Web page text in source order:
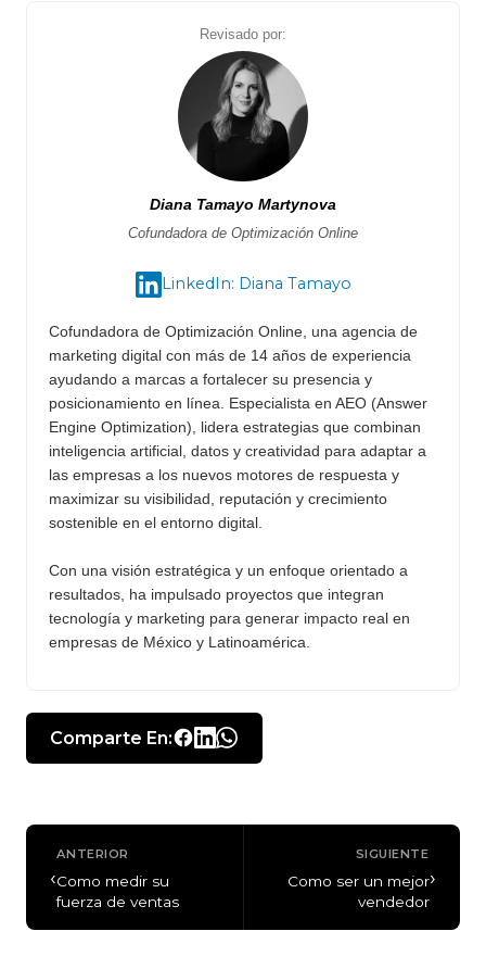
Revisado por:
Diana Tamayo Martynova
Cofundadora de Optimización Online
LinkedIn: Diana Tamayo
Cofundadora de Optimización Online, una agencia de
marketing digital con más de 14 años de experiencia
ayudando a marcas a fortalecer su presencia y
posicionamiento en línea. Especialista en AEO (Answer
Engine Optimization), lidera estrategias que combinan
inteligencia artificial, datos y creatividad para adaptar a
las empresas a los nuevos motores de respuesta y
maximizar su visibilidad, reputación y crecimiento
sostenible en el entorno digital.
Con una visión estratégica y un enfoque orientado a
resultados, ha impulsado proyectos que integran
tecnología y marketing para generar impacto real en
empresas de México y Latinoamérica.
Comparte En:
‹
ANTERIOR
Como medir su
fuerza de ventas
SIGUIENTE
Como ser un mejor
vendedor
›